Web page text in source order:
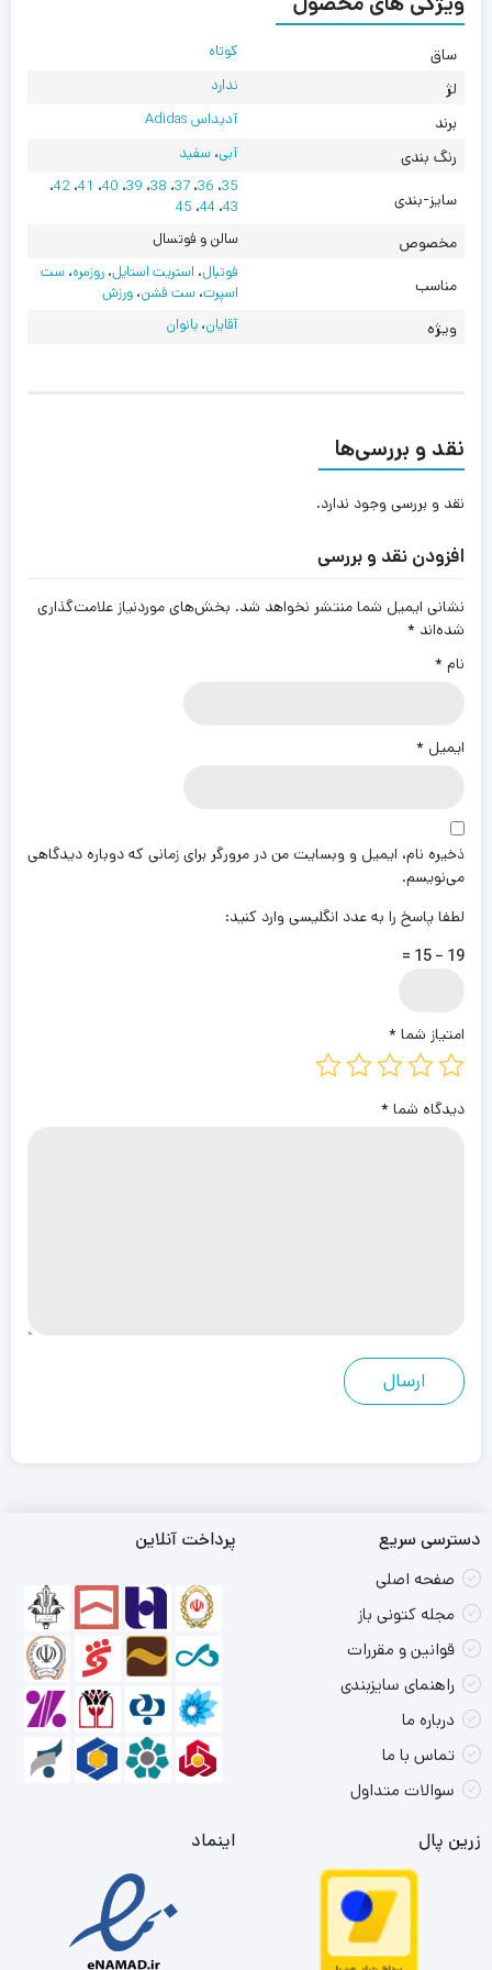
ساق کوتاه
لژ ندارد
برند آدیداس Adidas
رنگ بندی آبی،سفید
سایز-بندی
35، 36،37، 38، 39، 40، 41،42،
43،44، 45
مخصوص سالن و فوتسال
مناسب
فوتبال، استریت استایل،روزمره،ست
اسپرت،ست فشن،ورزش
ویژه آقایان،بانوان
نقد و بررسی‌ها
نقد و بررسی وجود ندارد.
افزودن نقد و بررسی
نشانی ایمیل شما منتشر نخواهد شد. بخش‌های موردنیاز علامت‌گذاری
شده‌اند *
نام *
ایمیل *
ذخیره نام، ایمیل و وبسایت من در مرورگر برای زمانی که دوباره دیدگاهی
می‌نویسم.
لطفا پاسخ را به عدد انگلیسی وارد کنید:
19 − 15 =
امتیاز شما *
دیدگاه شما *
دسترسی سریع
صفحه اصلی
مجله کتونی باز
قوانین و مقررات
راهنمای سایزبندی
درباره ما
تماس با ما
سوالات متداول
پرداخت آنلاین
زرین پال اینماد